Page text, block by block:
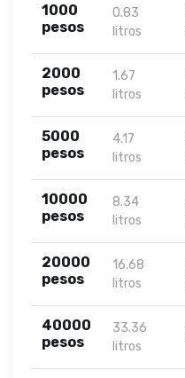
1000
pesos
0.83
litros
2000
pesos
1.67
litros
5000
pesos
4.17
litros
10000
pesos
8.34
litros
20000
pesos
16.68
litros
40000
pesos
33.36
litros